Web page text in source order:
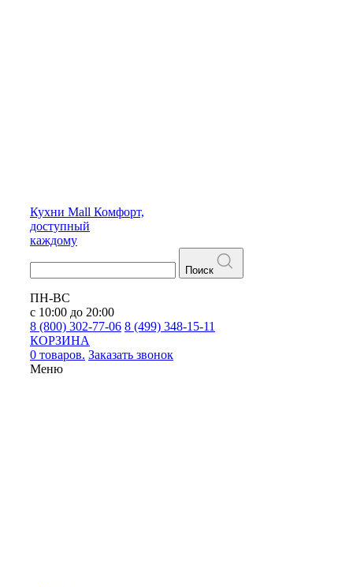
Кухни Mall Комфорт,
доступный
каждому
Поиск
ПН-ВС
с 10:00 до 20:00
8 (800) 302-77-06 8 (499) 348-15-11
КОРЗИНА
0 товаров. Заказать звонок
Меню